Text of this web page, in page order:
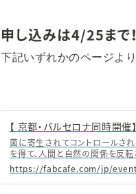
申し込みは4/25まで！
下記いずれかのページよ
菌に寄生されてコントロールされ
を得て、人間と自然の関係を反転
ラ・カンテラさんをゲストに迎え
ークショップを京都・バルセロナ
のIoTツールMESHがバックアッ